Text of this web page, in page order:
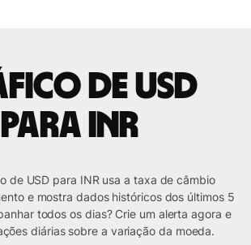
de USD
para INR
de USD para INR usa a taxa de câmbio
e mostra dados históricos dos últimos 5
todos os dias? Crie um alerta agora e
diárias sobre a variação da moeda.